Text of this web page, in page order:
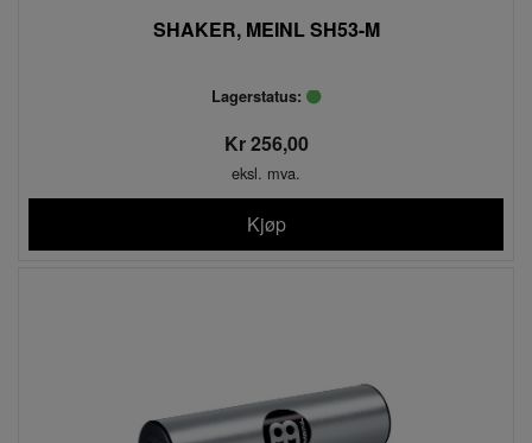
SHAKER, MEINL SH53-M
Lagerstatus:
Kr 256,00
eksl. mva.
Kjøp